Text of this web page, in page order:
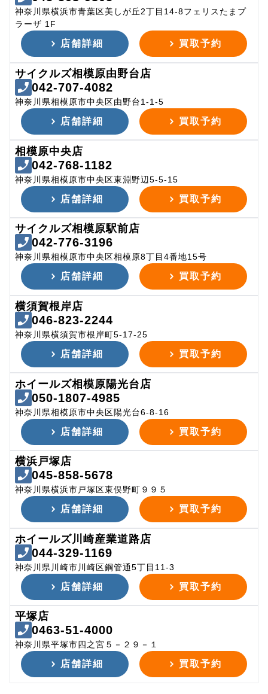
神奈川県横浜市青葉区美しが丘2丁目14-8フェリスたまプ
ラーザ 1F
店舗詳細 買取予約
サイクルズ相模原由野台店
042-707-4082
神奈川県相模原市中央区由野台1-1-5
店舗詳細 買取予約
相模原中央店
042-768-1182
神奈川県相模原市中央区東淵野辺5-5-15
店舗詳細 買取予約
サイクルズ相模原駅前店
042-776-3196
神奈川県相模原市中央区相模原8丁目4番地15号
店舗詳細 買取予約
横須賀根岸店
046-823-2244
神奈川県横須賀市根岸町5-17-25
店舗詳細 買取予約
ホイールズ相模原陽光台店
050-1807-4985
神奈川県相模原市中央区陽光台6-8-16
店舗詳細 買取予約
横浜戸塚店
045-858-5678
神奈川県横浜市戸塚区東俣野町９９５
店舗詳細 買取予約
ホイールズ川崎産業道路店
044-329-1169
神奈川県川崎市川崎区鋼管通5丁目11-3
店舗詳細 買取予約
平塚店
0463-51-4000
神奈川県平塚市四之宮５－２９－１
店舗詳細 買取予約